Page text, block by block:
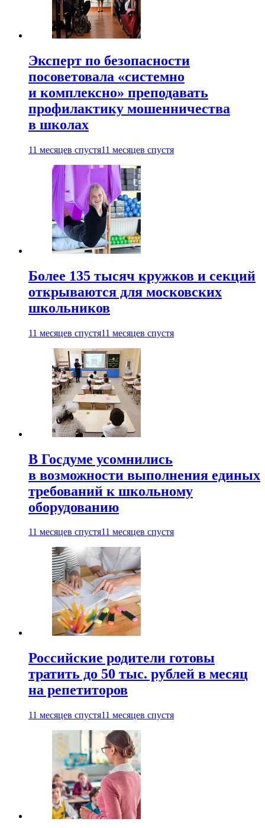
Эксперт по безопасности
посоветовала «системно
и комплексно» преподавать
профилактику мошенничества
в школах
11 месяцев спустя11 месяцев спустя
Более 135 тысяч кружков и секций
открываются для московских
школьников
11 месяцев спустя11 месяцев спустя
В Госдуме усомнились
в возможности выполнения единых
требований к школьному
оборудованию
11 месяцев спустя11 месяцев спустя
Российские родители готовы
тратить до 50 тыс. рублей в месяц
на репетиторов
11 месяцев спустя11 месяцев спустя